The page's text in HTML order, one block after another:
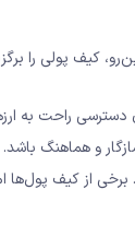
پولی را
راحت به
و هماهنگ باشد.
از کیف پول‌ها